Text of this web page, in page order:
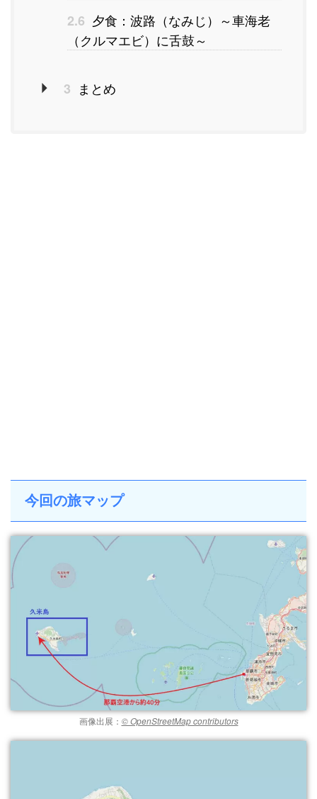
2.6 夕食：波路（なみじ）～車海老
（クルマエビ）に舌鼓～
3 まとめ
今回の旅マップ
画像出展： © OpenStreetMap contributors